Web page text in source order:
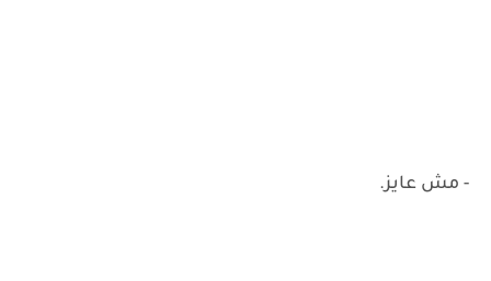
- مش عايز.